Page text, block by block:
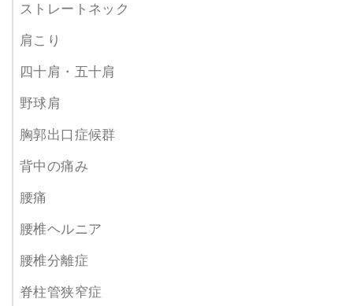
ストレートネック
肩こり
四十肩・五十肩
野球肩
胸郭出口症候群
背中の痛み
腰痛
腰椎ヘルニア
腰椎分離症
脊柱管狭窄症